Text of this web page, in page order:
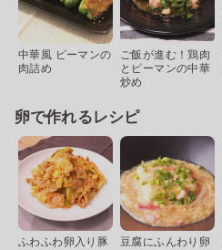
中華風 ピーマンの
肉詰め
ご飯が進む！鶏肉
とピーマンの中華
炒め
卵で作れるレシピ
ふわふわ卵入り豚
豆腐にふんわり卵